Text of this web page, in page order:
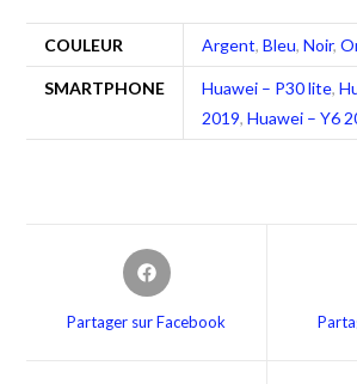
COULEUR Argent,Bleu,Noir,
SMARTPHONE Huawei – P30 lite,
2019,Huawei – Y6
Partager sur Facebook